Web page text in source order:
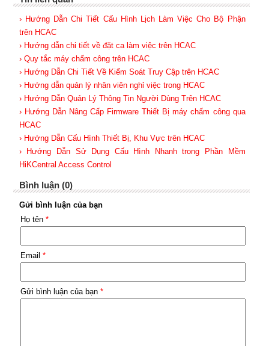
› Hướng Dẫn Chi Tiết Cấu Hình Lịch Làm Việc Cho Bộ Phận
trên HCAC
› Hướng dẫn chi tiết về đặt ca làm việc trên HCAC
› Quy tắc máy chấm công trên HCAC
› Hướng Dẫn Chi Tiết Về Kiểm Soát Truy Cập trên HCAC
› Hướng dẫn quản lý nhân viên nghỉ việc trong HCAC
› Hướng Dẫn Quản Lý Thông Tin Người Dùng Trên HCAC
› Hướng Dẫn Nâng Cấp Firmware Thiết Bị máy chấm công qua
HCAC
› Hướng Dẫn Cấu Hình Thiết Bị, Khu Vực trên HCAC
› Hướng Dẫn Sử Dụng Cấu Hình Nhanh trong Phần Mềm
HiKCentral Access Control
Bình luận (0)
Gửi bình luận của bạn
Họ tên *
Email *
Gửi bình luận của bạn *